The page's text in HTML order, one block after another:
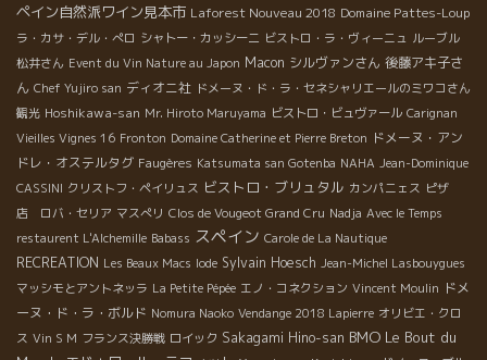
ペイン自然派ワイン見本市 Laforest Nouveau 2018 Domaine Pattes-Loup
ラ・カサ・デル・ぺロ シャトー・カッシーニ ビストロ・ラ・ヴィーニュ ルーブル
松井さん Event du Vin Nature au Japon Macon シルヴァンさん 後藤アキ子さ
ん Chef Yujiro san ディオニ社 ドメーヌ・ド・ラ・セネシャリエールのミワコさん
観光 Hoshikawa-san Mr. Hiroto Maruyama ビストロ・ビュヴァール Carignan
Vieilles Vignes 16 Fronton Domaine Catherine et Pierre Breton ドメーヌ・アン
ドレ・オステルタグ Faugères Katsumata san Gotenba NAHA Jean-Dominique
CASSINI クリストフ・ペイリュス ビストロ・ブリュタル カンパニェス ピザ
店 ロバ・セリア マスぺリ Clos de Vougeot Grand Cru Nadja Avec le Temps
restaurent L'Alchemille Babass スペイン Carole de La Nautique
RECREATION Les Beaux Macs Iode Sylvain Hoesch Jean-Michel Lasbouygues
マッシモとアントネッラ La Petite Pépée エノ・コネクション Vincent Moulin ドメ
ーヌ・ド・ラ・ボルド Nomura Naoko Vendange 2018 Lapierre オリビエ・クロ
ス Vin S M フランス決勝戦 ロイック Sakagami Hino-san BMO Le Bout du